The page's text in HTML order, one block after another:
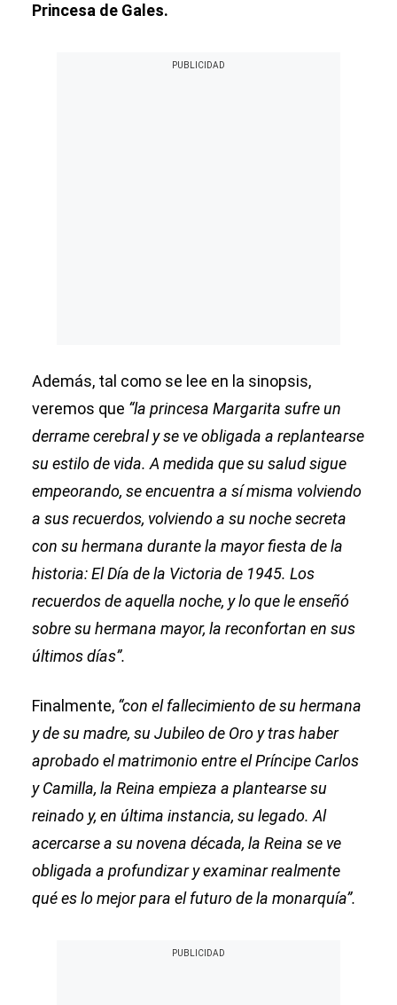
Princesa de Gales.
Además, tal como se lee en la sinopsis,
veremos que “la princesa Margarita sufre un
derrame cerebral y se ve obligada a replantearse
su estilo de vida. A medida que su salud sigue
empeorando, se encuentra a sí misma volviendo
a sus recuerdos, volviendo a su noche secreta
con su hermana durante la mayor fiesta de la
historia: El Día de la Victoria de 1945. Los
recuerdos de aquella noche, y lo que le enseñó
sobre su hermana mayor, la reconfortan en sus
últimos días”.
Finalmente, “con el fallecimiento de su hermana
y de su madre, su Jubileo de Oro y tras haber
aprobado el matrimonio entre el Príncipe Carlos
y Camilla, la Reina empieza a plantearse su
reinado y, en última instancia, su legado. Al
acercarse a su novena década, la Reina se ve
obligada a profundizar y examinar realmente
qué es lo mejor para el futuro de la monarquía”.